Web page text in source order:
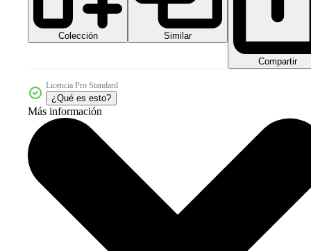
Colección Similar
Compartir
Licencia Pro Standard
¿Qué es esto?
Más información